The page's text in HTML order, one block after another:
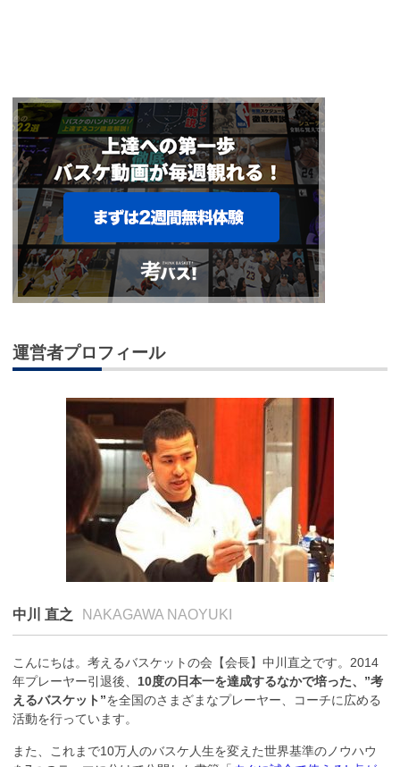
運営者プロフィール
中川 直之 NAKAGAWA NAOYUKI
こんにちは。考えるバスケットの会【会長】中川直之です。2014
年プレーヤー引退後、10度の日本一を達成するなかで培った、”考
えるバスケット”を全国のさまざまなプレーヤー、コーチに広める
活動を行っています。
また、これまで10万人のバスケ人生を変えた世界基準のノウハウ